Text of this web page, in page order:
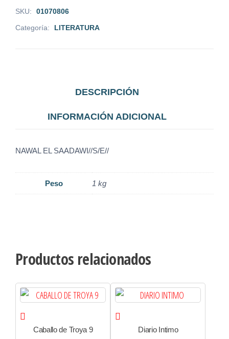
SKU:
01070806
Categoría:
LITERATURA
DESCRIPCIÓN
INFORMACIÓN ADICIONAL
NAWAL EL SAADAWI//S/E//
Peso 1 kg
Productos relacionados
Caballo de Troya 9 Diario Intimo